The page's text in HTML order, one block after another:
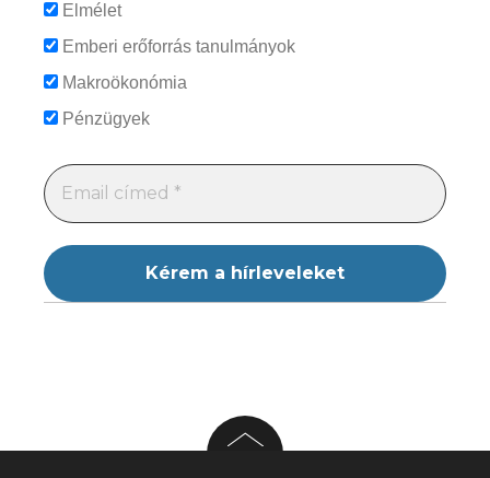
Elmélet
Emberi erőforrás tanulmányok
Makroökonómia
Pénzügyek